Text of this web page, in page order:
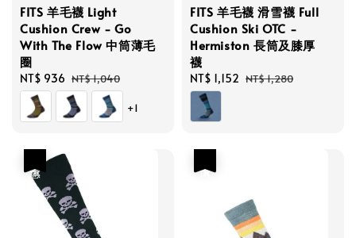
FITS 羊毛襪 Light
Cushion Crew - Go
With The Flow 中筒薄毛
圈
Sale
price
NT$ 936 Regular
price
NT$ 1,040
+1
FITS 羊毛襪 滑雪襪 Full
Cushion Ski OTC -
Hermiston 長筒及膝厚
襪
Sale
price
NT$ 1,152 Regular
NT$ 1,280